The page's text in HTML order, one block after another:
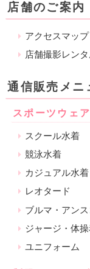
店舗のご案内
アクセスマップ
店舗撮影レン
通信販売メニ
スポーツウェ
スクール水着
競泳水着
カジュアル水着
レオタード
ブルマ・アンス
ジャージ・体
ユニフォーム